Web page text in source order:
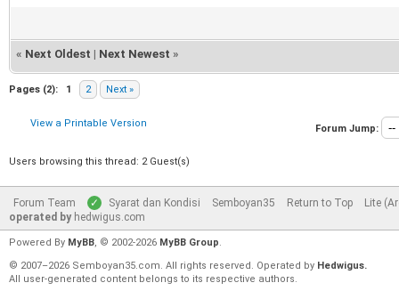
« Next Oldest | Next Newest »
Pages (2): 1 2 Next »
View a Printable Version Forum Jump:
Users browsing this thread: 2 Guest(s)
Forum Team Syarat dan Kondisi Semboyan35 Return to Top
Lite
operated by hedwigus.com
Powered By MyBB, © 2002-2026 MyBB Group.
© 2007–2026 Semboyan35.com. All rights reserved. Operated by Hedwigus.
All user-generated content belongs to its respective authors.